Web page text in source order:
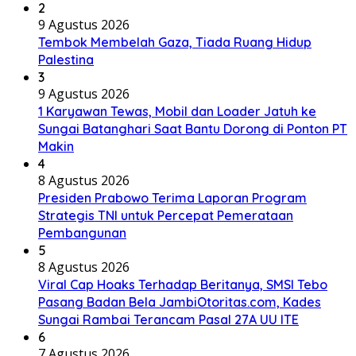
2
9 Agustus 2026
Tembok Membelah Gaza, Tiada Ruang Hidup
Palestina
3
9 Agustus 2026
1 Karyawan Tewas, Mobil dan Loader Jatuh ke
Sungai Batanghari Saat Bantu Dorong di Ponton PT
Makin
4
8 Agustus 2026
Presiden Prabowo Terima Laporan Program
Strategis TNI untuk Percepat Pemerataan
Pembangunan
5
8 Agustus 2026
Viral Cap Hoaks Terhadap Beritanya, SMSI Tebo
Pasang Badan Bela JambiOtoritas.com, Kades
Sungai Rambai Terancam Pasal 27A UU ITE
6